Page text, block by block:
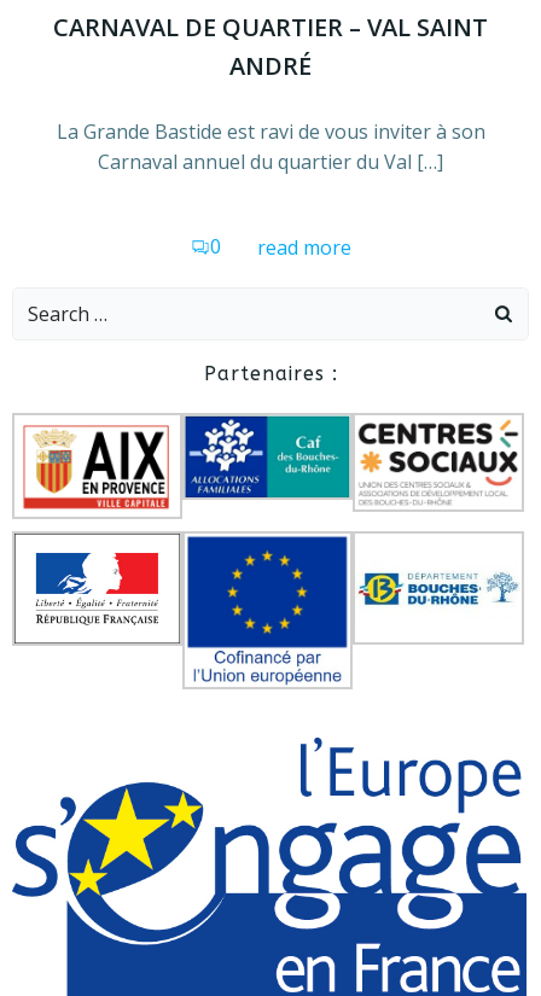
CARNAVAL DE QUARTIER – VAL SAINT
ANDRÉ
La Grande Bastide est ravi de vous inviter à son
Carnaval annuel du quartier du Val […]
0 read more
Search
Partenaires :